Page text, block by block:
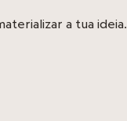
a tua ideia.